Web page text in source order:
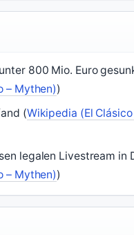
800 Mio. Euro
– Mythen))
(Wikipedia (El Clásico
legalen Livestream in
– Mythen))